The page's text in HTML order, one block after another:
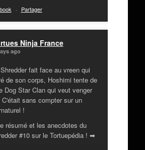
· Partager
Ninja France
ago
fait face au vreen qui
de son corps, Hoshimi tente de
Dog Star Clan qui veut venger
sans compter sur un
!
résumé et les anecdotes du
#10 sur le Tortuepédia ! ➡